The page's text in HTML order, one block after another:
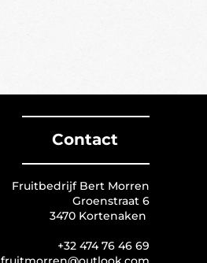
Contact
Fruitbedrijf Bert Morren
Groenstraat 6
3470 Kortenaken
+32 474 76 46 69